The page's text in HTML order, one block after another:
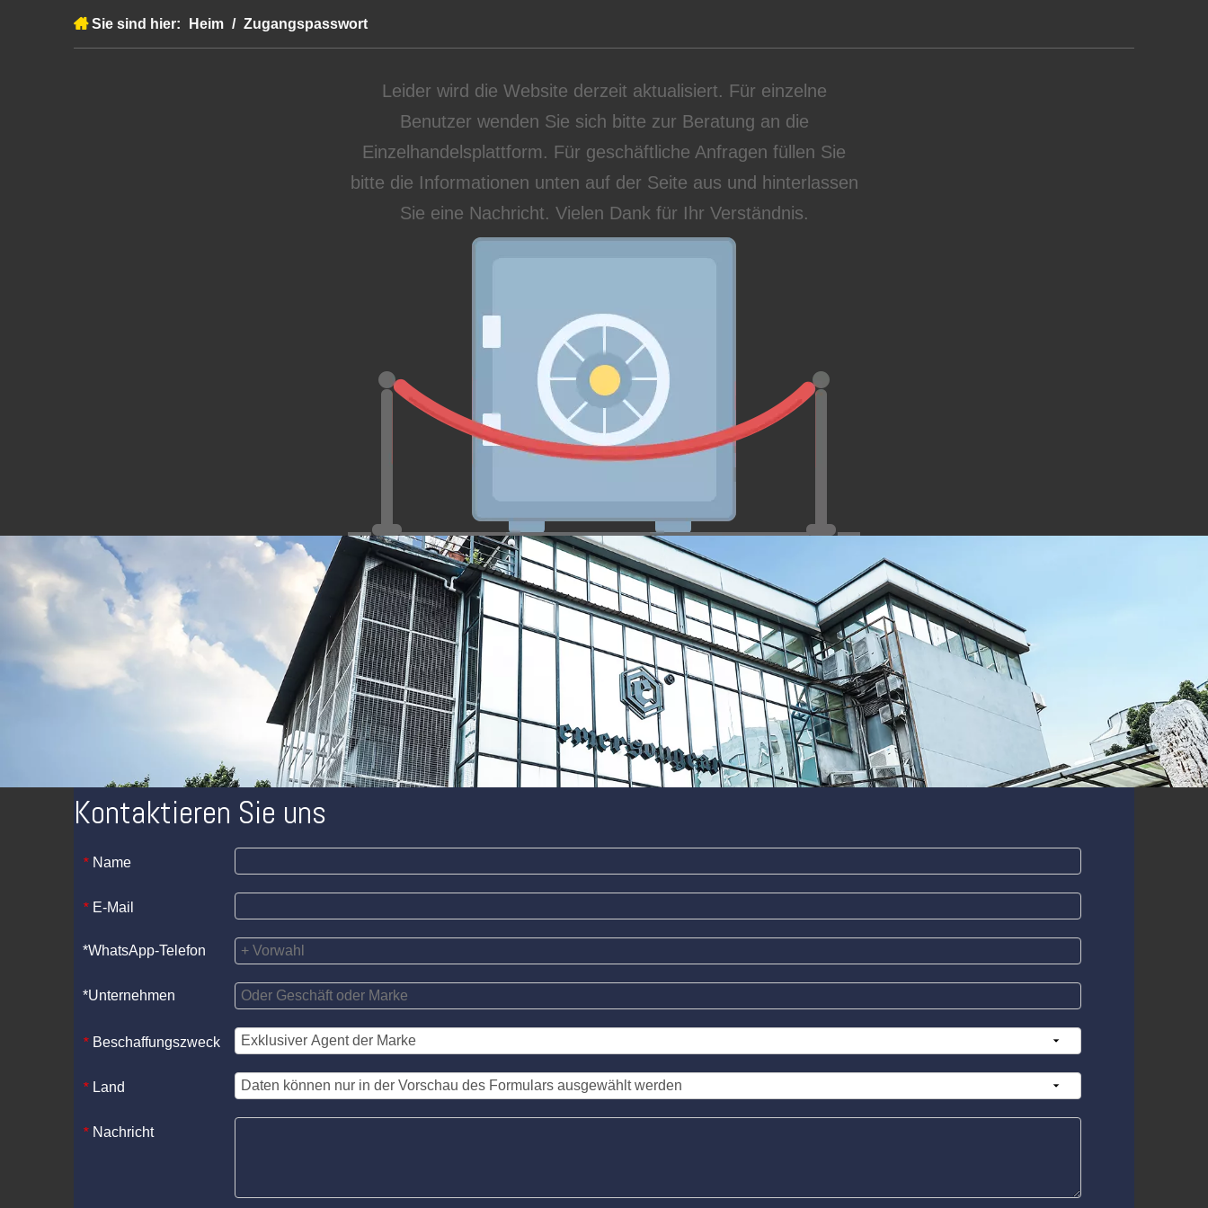
Sie sind hier: Heim / Zugangspasswort
Leider wird die Website derzeit aktualisiert. Für einzelne
Benutzer wenden Sie sich bitte zur Beratung an die
Einzelhandelsplattform. Für geschäftliche Anfragen füllen Sie
bitte die Informationen unten auf der Seite aus und hinterlassen
Sie eine Nachricht. Vielen Dank für Ihr Verständnis.
Kontaktieren Sie uns
* Name
* E-Mail
*WhatsApp-Telefon
*Unternehmen
* Beschaffungszweck
* Land
* Nachricht